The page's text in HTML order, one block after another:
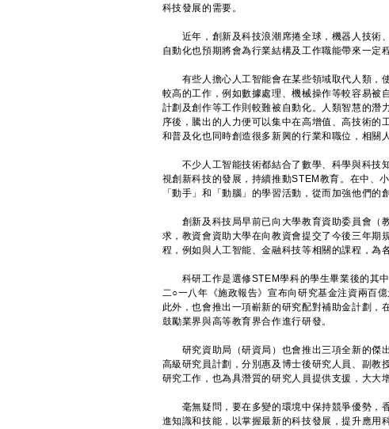
科技發展的需要。
近年，創新及科技浪潮席捲全球，機器人技術、
自動化也預期將會為行業結構及工作職能帶來一定
有些人擔心人工智能會在某些領域取代人類，
較高的工作，例如數據處理、機械操作等較容易被
計劃及創作等工作則較難被自動化。人類智慧的潛
序後，騰出的人力便可以集中在高增值、高技術的
和普及化也同時創造很多新興的行業和職位，相關
不少人工智能技術都結合了數學、科學與科技
視創新科技的發展，持續推動STEM教育。在中、
「動手」和「動腦」的學習活動，從而加強他們的
創新及科技局早前已向大學教育資助委員會（
求，教資會資助大學在向教資會提交了今後三年期
程，例如與人工智能、金融科技等相關的課程，為
科研工作是選修STEM學科的學生畢業後的其中
二○一八年《施政報告》宣布向研究基金注資兩百
此外，也會推出一項嶄新的研究配對補助金計劃，
鼓勵業界與高等教育界合作進行研發。
研究資助局（研資局）也會推出三項全新的傑
高級研究員計劃，分別惠及博士後研究人員、副教
研究工作，也為具潛質的研究人員提供支援，大大
毫無疑問，要在多變的環境中保持競爭優勢，
進知識和技能，以掌握最新的科技發展，提升應用